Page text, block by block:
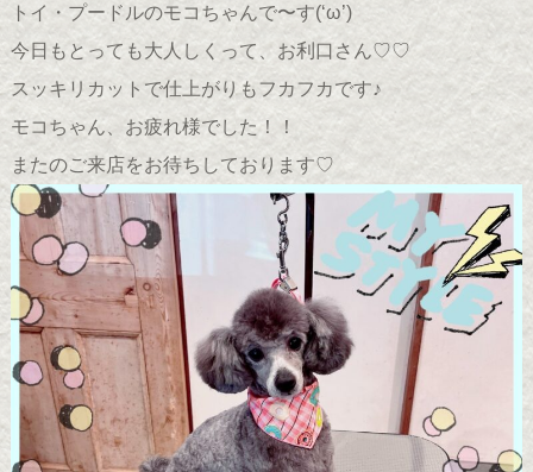
トイ・プードルのモコちゃんで〜す(‘ω’)
今日もとっても大人しくって、お利口さん♡♡
スッキリカットで仕上がりもフカフカです♪
モコちゃん、お疲れ様でした！！
またのご来店をお待ちしております♡